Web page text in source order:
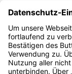
Rechte
Art. 6 Umfang,
Art. 7
Bayern.de